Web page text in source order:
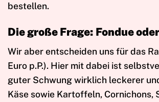
bestellen.
Die große Frage: Fondue
Wir aber entscheiden uns für das
Euro p.P.). Hier mit dabei ist
guter Schwung wirklich leckerer
Käse sowie Kartoffeln, Cornichons,